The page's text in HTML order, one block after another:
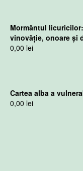
Mormântul
vinovăție, onoare și
0,00 lei
Cartea alba a
0,00 lei